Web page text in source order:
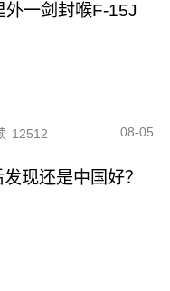
外一剑封喉F-15J
12512 08-05
现还是中国好？